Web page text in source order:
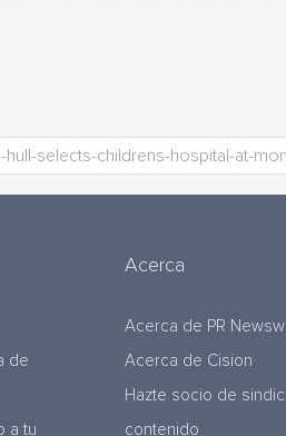
de
a tu
Acerca
Acerca de PR
Acerca de Cision
Hazte socio de
contenido